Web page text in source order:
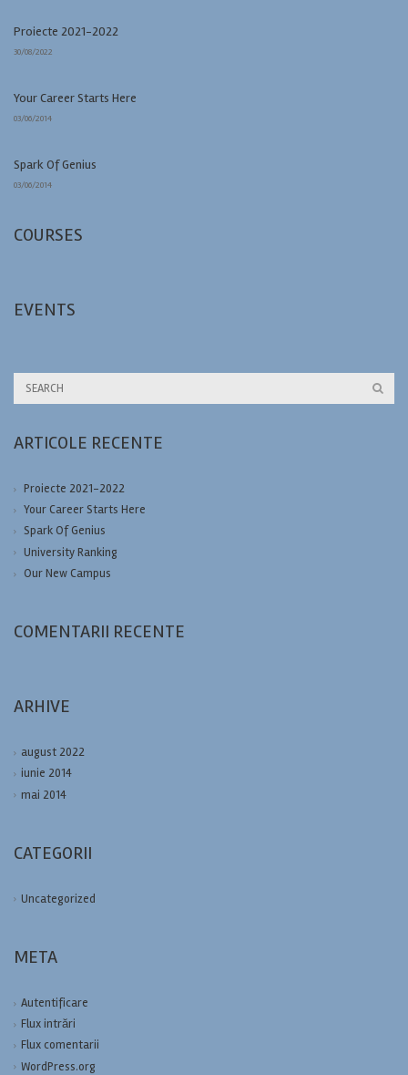
Proiecte 2021-2022
30/08/2022
Your Career Starts Here
03/06/2014
Spark Of Genius
03/06/2014
COURSES
EVENTS
ARTICOLE RECENTE
Proiecte 2021-2022
Your Career Starts Here
Spark Of Genius
University Ranking
Our New Campus
COMENTARII RECENTE
ARHIVE
august 2022
iunie 2014
mai 2014
CATEGORII
Uncategorized
META
Autentificare
Flux intrări
Flux comentarii
WordPress.org